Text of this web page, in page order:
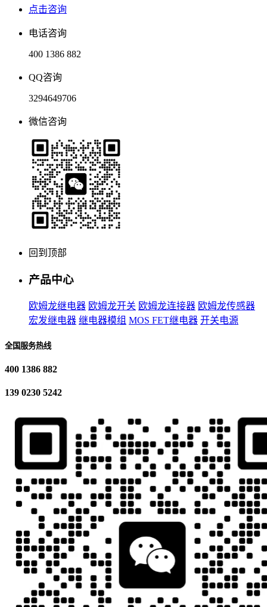
点击咨询
电话咨询
400 1386 882
QQ咨询
3294649706
微信咨询
回到顶部
产品中心
欧姆龙继电器 欧姆龙开关 欧姆龙连接器 欧姆龙传感器
宏发继电器 继电器模组 MOS FET继电器 开关电源
全国服务热线
400 1386 882
139 0230 5242